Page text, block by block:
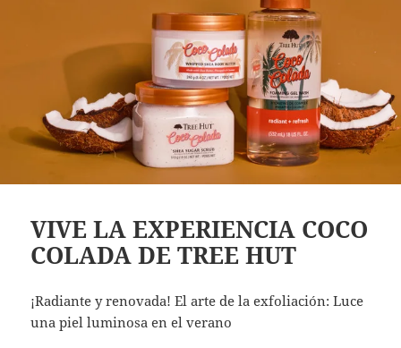
VIVE LA EXPERIENCIA COCO
COLADA DE TREE HUT
¡Radiante y renovada! El arte de la exfoliación: Luce
una piel luminosa en el verano